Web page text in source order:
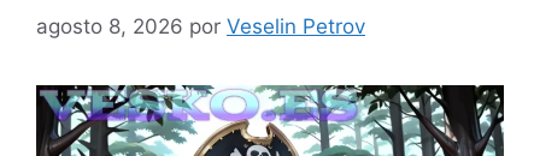
agosto 8, 2026 por Veselin Petrov